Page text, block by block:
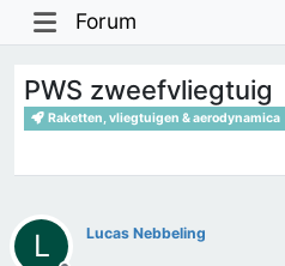
Forum
PWS zweefvliegtuig
Raketten, vliegtuigen & aerodynamica
L Lucas Nebbeling